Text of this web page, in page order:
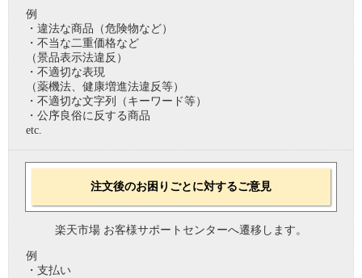
例
・違法な商品（危険物など）
・不当な二重価格など
（景品表示法違反）
・不適切な表現
（薬機法、健康増進法違反等）
・不適切な文字列（キーワード等）
・公序良俗に反する商品
etc.
注文後のお困りごとに対するご意見
楽天市場 お客様サポートセンターへ遷移します。
例
・支払い